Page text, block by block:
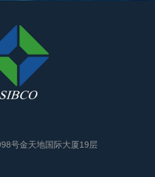
号金天地国际大厦19层